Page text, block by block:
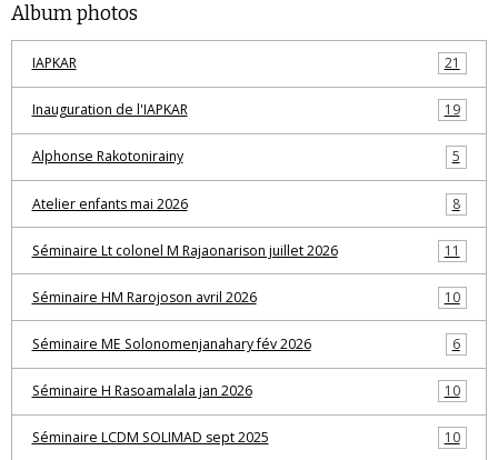
Album photos
IAPKAR 21
Inauguration de l'IAPKAR 19
Alphonse Rakotonirainy 5
Atelier enfants mai 2026 8
Séminaire Lt colonel M Rajaonarison juillet 2026 11
Séminaire HM Rarojoson avril 2026 10
Séminaire ME Solonomenjanahary fév 2026 6
Séminaire H Rasoamalala jan 2026 10
Séminaire LCDM SOLIMAD sept 2025 10